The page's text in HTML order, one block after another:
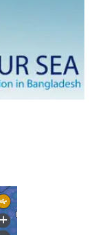
লঘুচাপের শঙ্কা